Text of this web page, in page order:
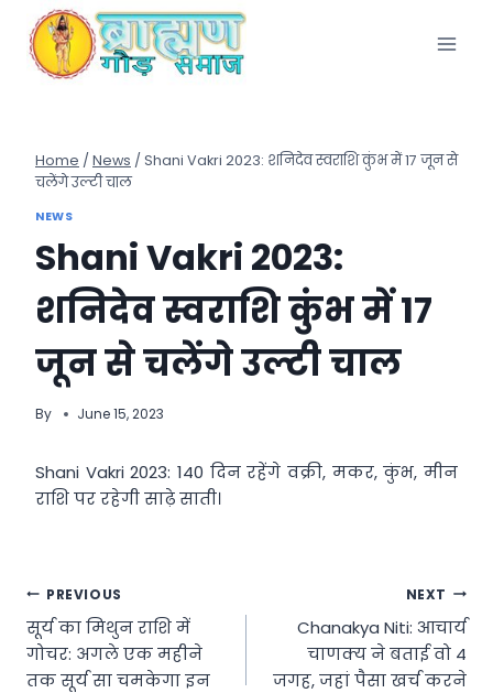
content
Home / News / Shani Vakri 2023: शनिदेव स्वराशि कुंभ में 17 जून से
चलेंगे उल्टी चाल
NEWS
Shani Vakri 2023:
शनिदेव स्वराशि कुंभ में 17
जून से चलेंगे उल्टी चाल
By June 15, 2023
Shani Vakri 2023: 140 दिन रहेंगे वक्री, मकर, कुंभ, मीन
राशि पर रहेगी साढ़े साती।
Post
navigation
PREVIOUS
सूर्य का मिथुन राशि में
गोचर: अगले एक महीने
तक सूर्य सा चमकेगा इन
NEXT
Chanakya Niti: आचार्य
चाणक्य ने बताई वो 4
जगह, जहां पैसा खर्च करने